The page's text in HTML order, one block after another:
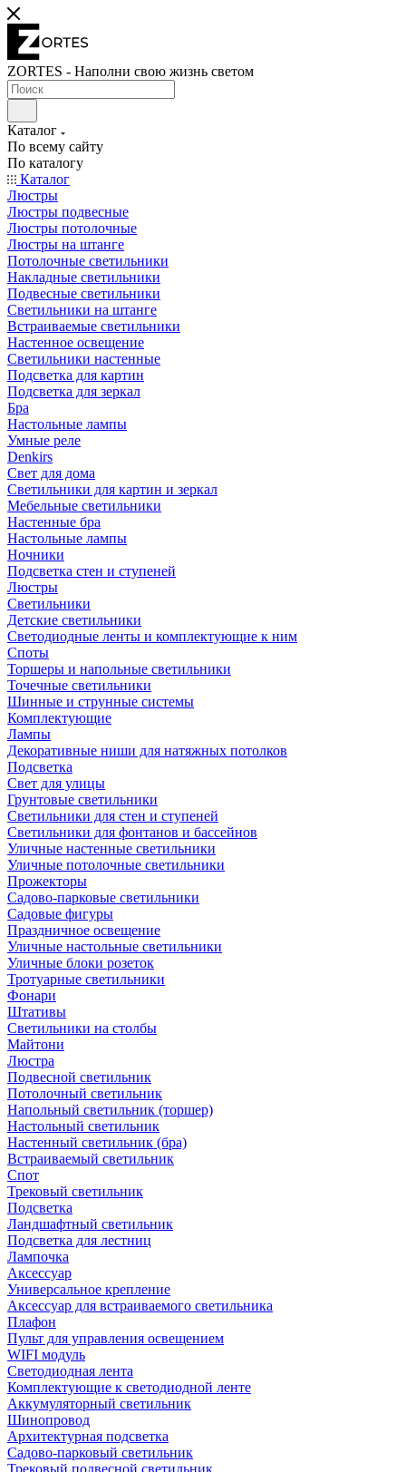
ZORTES - Наполни свою жизнь светом
Каталог
По всему сайту
По каталогу
Каталог
Люстры
Люстры подвесные
Люстры потолочные
Люстры на штанге
Потолочные светильники
Накладные светильники
Подвесные светильники
Светильники на штанге
Встраиваемые светильники
Настенное освещение
Светильники настенные
Подсветка для картин
Подсветка для зеркал
Бра
Настольные лампы
Умные реле
Denkirs
Свет для дома
Светильники для картин и зеркал
Мебельные светильники
Настенные бра
Настольные лампы
Ночники
Подсветка стен и ступеней
Люстры
Светильники
Детские светильники
Светодиодные ленты и комплектующие к ним
Споты
Торшеры и напольные светильники
Точечные светильники
Шинные и струнные системы
Комплектующие
Лампы
Декоративные ниши для натяжных потолков
Подсветка
Свет для улицы
Грунтовые светильники
Светильники для стен и ступеней
Светильники для фонтанов и бассейнов
Уличные настенные светильники
Уличные потолочные светильники
Прожекторы
Садово-парковые светильники
Садовые фигуры
Праздничное освещение
Уличные настольные светильники
Уличные блоки розеток
Тротуарные светильники
Фонари
Штативы
Светильники на столбы
Майтони
Люстра
Подвесной светильник
Потолочный светильник
Напольный светильник (торшер)
Настольный светильник
Настенный светильник (бра)
Встраиваемый светильник
Спот
Трековый светильник
Подсветка
Ландшафтный светильник
Подсветка для лестниц
Лампочка
Аксессуар
Универсальное крепление
Аксессуар для встраиваемого светильника
Плафон
Пульт для управления освещением
WIFI модуль
Светодиодная лента
Комплектующие к светодиодной ленте
Аккумуляторный светильник
Шинопровод
Архитектурная подсветка
Садово-парковый светильник
Трековый подвесной светильник